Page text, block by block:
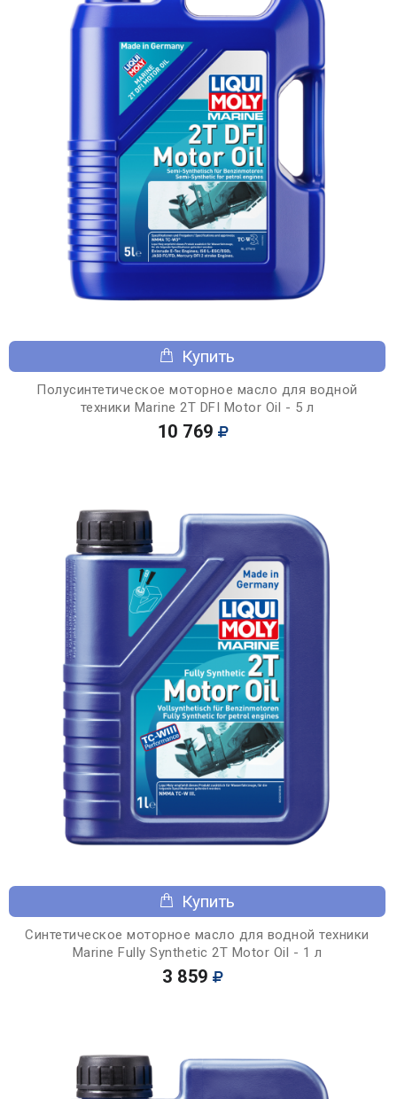
Купить
Полусинтетическое моторное масло для водной
техники Marine 2T DFI Motor Oil - 5 л
10 769
Купить
Синтетическое моторное масло для водной техники
Marine Fully Synthetic 2T Motor Oil - 1 л
3 859